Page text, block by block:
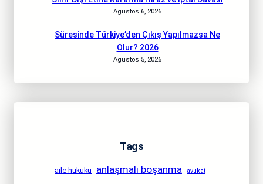
Ağustos 6, 2026
Süresinde Türkiye’den Çıkış Yapılmazsa Ne
Olur? 2026
Ağustos 5, 2026
Tags
aile hukuku anlaşmalı boşanma avukat